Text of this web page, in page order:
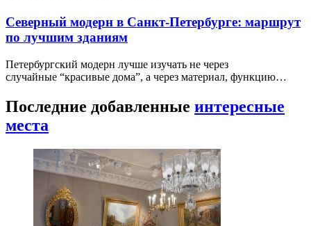
Северный модерн в Санкт-Петербурге: маршрут
по лучшим зданиям
Петербургский модерн лучше изучать не через
случайные “красивые дома”, а через материал, функцию…
Последние добавленные интересные
места